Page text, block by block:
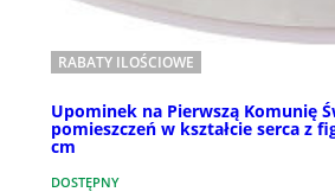
RABATY ILOŚCIOWE
Upominek na Pierwszą Komunię
pomieszczeń w kształcie serca z
cm
DOSTĘPNY